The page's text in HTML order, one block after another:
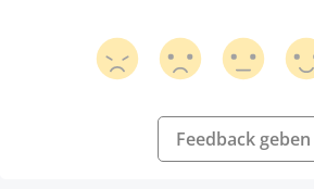
Feedback geben